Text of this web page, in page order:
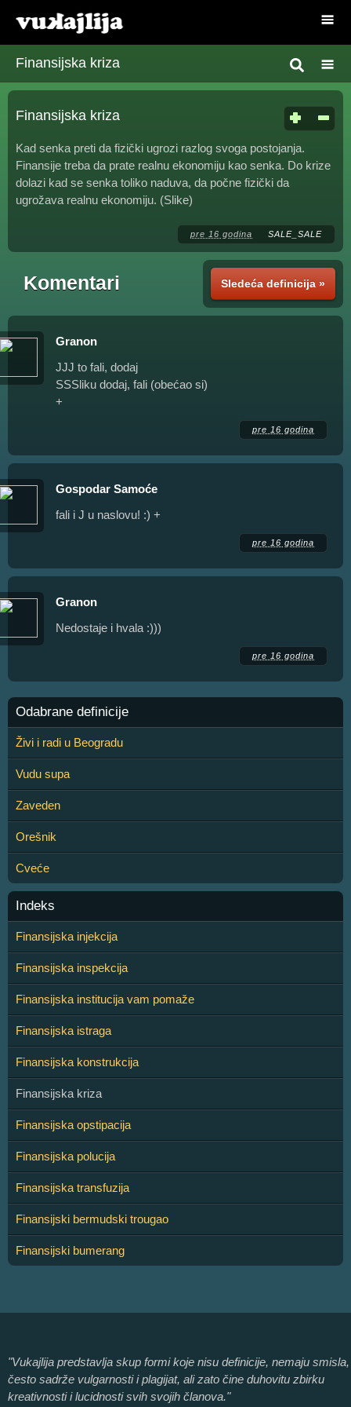
Finansijska kriza
Finansijska kriza
Kad senka preti da fizički ugrozi razlog svoga postojanja.
Finansije treba da prate realnu ekonomiju kao senka. Do krize
dolazi kad se senka toliko naduva, da počne fizički da
ugrožava realnu ekonomiju. (Slike)
pre 16 godina SALE_SALE
Sledeća definicija »
Komentari
Granon
JJJ to fali, dodaj
SSSliku dodaj, fali (obećao si)
+
pre 16 godina
Gospodar Samoće
fali i J u naslovu! :) +
pre 16 godina
Granon
Nedostaje i hvala :)))
pre 16 godina
Odabrane definicije
Živi i radi u Beogradu
Vudu supa
Zaveden
Orešnik
Cveće
Indeks
Finansijska injekcija
Finansijska inspekcija
Finansijska institucija vam pomaže
Finansijska istraga
Finansijska konstrukcija
Finansijska kriza
Finansijska opstipacija
Finansijska polucija
Finansijska transfuzija
Finansijski bermudski trougao
Finansijski bumerang
"Vukajlija predstavlja skup formi koje nisu definicije, nemaju smisla,
često sadrže vulgarnosti i plagijat, ali zato čine duhovitu zbirku
kreativnosti i lucidnosti svih svojih članova."